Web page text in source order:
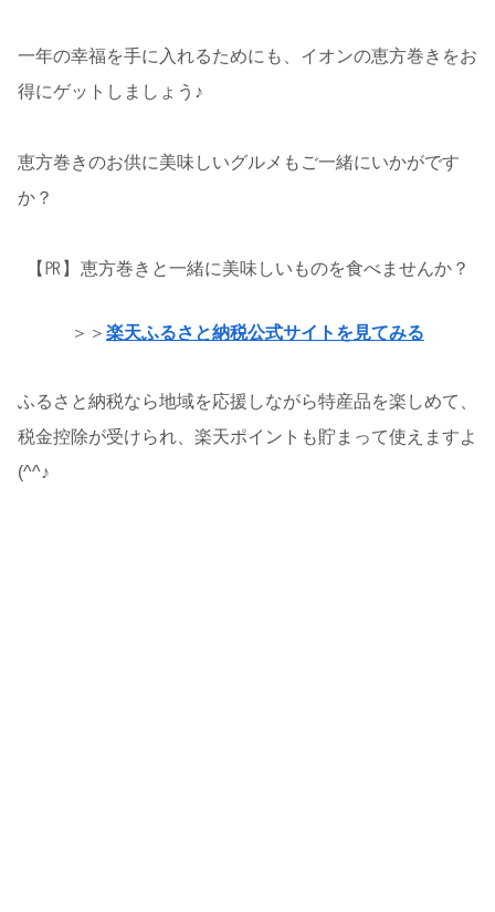
一年の幸福を手に入れるためにも、イオンの恵方巻きをお
得にゲットしましょう♪
恵方巻きのお供に美味しいグルメもご一緒にいかがです
か？
【㏚】 恵方巻きと一緒に美味しいものを食べませんか？
＞＞ 楽天ふるさと納税公式サイトを見てみる
ふるさと納税なら地域を応援しながら特産品を楽しめて、
税金控除が受けられ、楽天ポイントも貯まって使えますよ
(^^♪